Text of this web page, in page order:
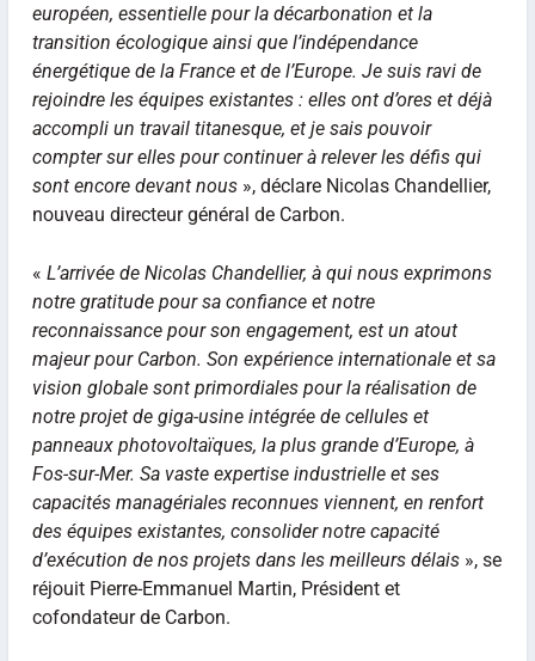
européen, essentielle pour la décarbonation et la
transition écologique ainsi que l’indépendance
énergétique de la France et de l’Europe. Je suis ravi de
rejoindre les équipes existantes : elles ont d’ores et déjà
accompli un travail titanesque, et je sais pouvoir
compter sur elles pour continuer à relever les défis qui
sont encore devant nous», déclare Nicolas Chandellier,
nouveau directeur général de Carbon.
« L’arrivée de Nicolas Chandellier, à qui nous exprimons
notre gratitude pour sa confiance et notre
reconnaissance pour son engagement, est un atout
majeur pour Carbon. Son expérience internationale et sa
vision globale sont primordiales pour la réalisation de
notre projet de giga-usine intégrée de cellules et
panneaux photovoltaïques, la plus grande d’Europe, à
Fos-sur-Mer. Sa vaste expertise industrielle et ses
capacités managériales reconnues viennent, en renfort
des équipes existantes, consolider notre capacité
d’exécution de nos projets dans les meilleurs délais», se
réjouit Pierre-Emmanuel Martin, Président et
cofondateur de Carbon.